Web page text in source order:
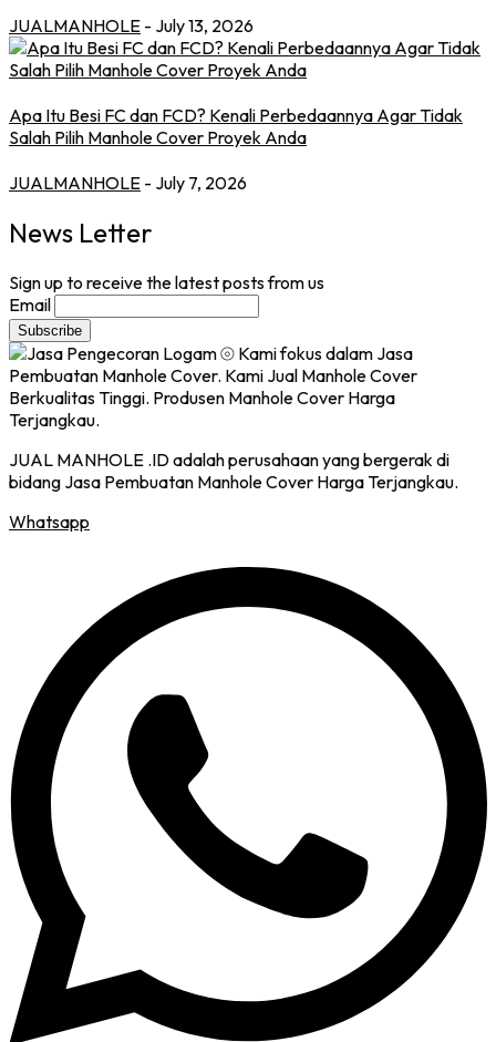
JUALMANHOLE - July 13, 2026
Apa Itu Besi FC dan FCD? Kenali Perbedaannya Agar Tidak
Salah Pilih Manhole Cover Proyek Anda
JUALMANHOLE - July 7, 2026
News Letter
Sign up to receive the latest posts from us
Email
JUAL MANHOLE .ID adalah perusahaan yang bergerak di
bidang Jasa Pembuatan Manhole Cover Harga Terjangkau.
Whatsapp